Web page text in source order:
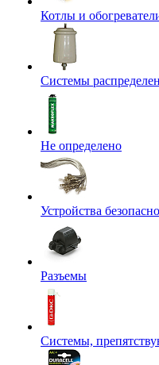
Котлы и
Системы
Не определено
Устройства
Разъемы
Системы,